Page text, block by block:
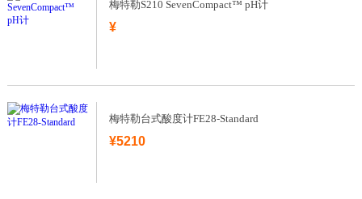
梅特勒S210 SevenCompact™ pH计
¥
梅特勒台式酸度计FE28-Standard
¥5210